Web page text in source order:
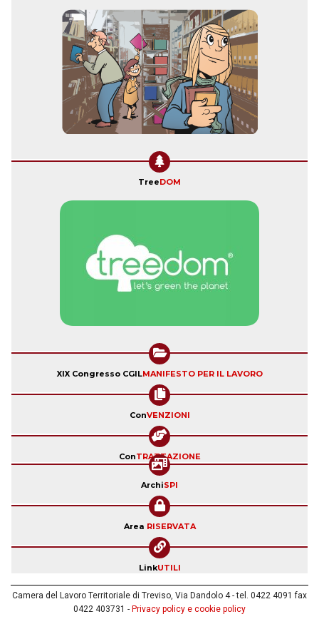
TreeDOM
XIX Congresso CGILMANIFESTO PER IL LAVORO
ConVENZIONI
ConTRATTAZIONE
ArchiSPI
Area RISERVATA
LinkUTILI
Camera del Lavoro Territoriale di Treviso, Via Dandolo 4 - tel. 0422 4091 fax
0422 403731 - Privacy policy e cookie policy